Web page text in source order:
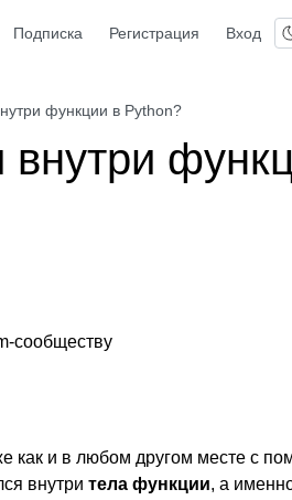
Подписка Регистрация Вход
функции в Python?
внутри
сообществу
как и в любом другом месте с
внутри тела функции, а